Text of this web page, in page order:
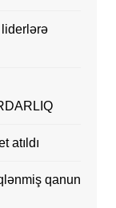
atıldı
qanun